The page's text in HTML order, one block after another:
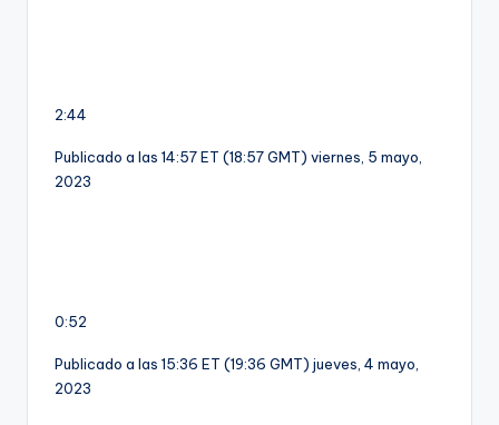
2:44
Publicado a las 14:57 ET (18:57 GMT) viernes, 5 mayo,
2023
0:52
Publicado a las 15:36 ET (19:36 GMT) jueves, 4 mayo,
2023